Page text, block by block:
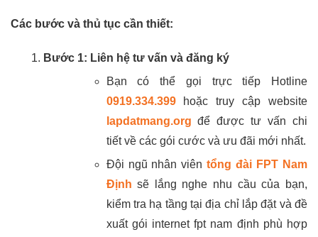
Các bước và thủ tục cần thiết:
Bước 1: Liên hệ tư vấn và đăng ký
Bạn có thể gọi trực tiếp Hotline
0919.334.399hoặc truy cập website
lapdatmang.org để được tư vấn chi
tiết về các gói cước và ưu đãi mới nhất.
Đội ngũ nhân viêntổng đài FPT Nam
Định sẽ lắng nghe nhu cầu của bạn,
kiểm tra hạ tầng tại địa chỉ lắp đặt và đề
xuất gói internet fpt nam định phù hợp